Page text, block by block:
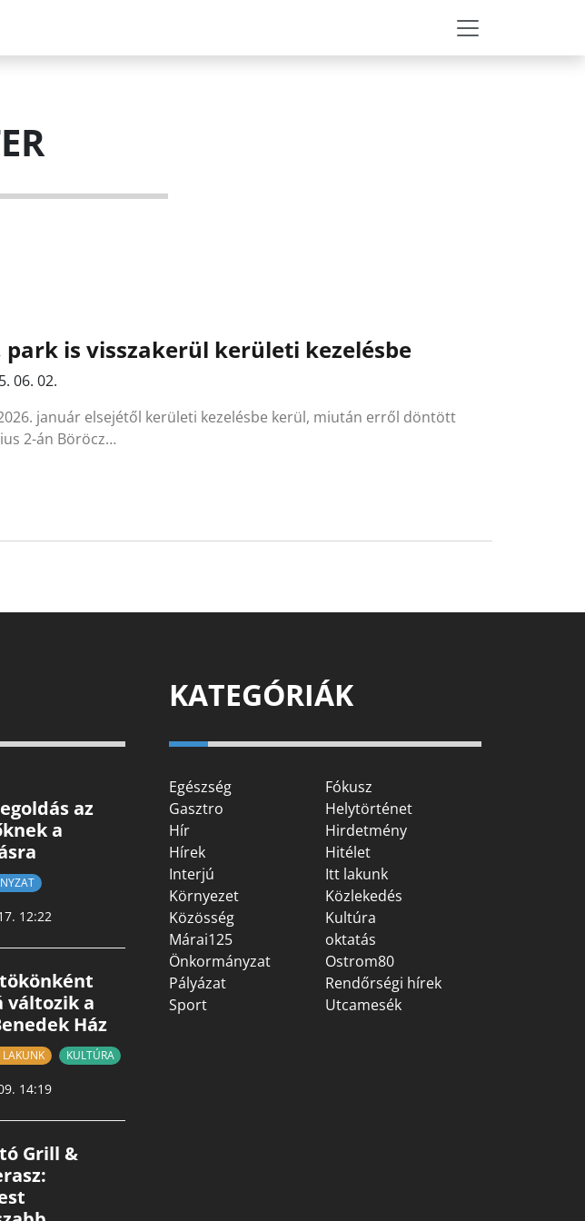
is visszakerül kerületi kezelésbe
06. 02.
január elsejétől kerületi kezelésbe kerül, miután erről döntött
2-án Böröcz…
az
a
12:22
változik a
Ház
LAKUNK KULTÚRA
14:19
Grill &
KATEGÓRIÁK
Egészség
Fókusz
Gasztro
Helytörténet
Hír
Hirdetmény
Hírek
Hitélet
Interjú
Itt lakunk
Környezet
Közlekedés
Közösség
Kultúra
Márai125
oktatás
Önkormányzat
Ostrom80
Pályázat
Rendőrségi hírek
Sport
Utcamesék